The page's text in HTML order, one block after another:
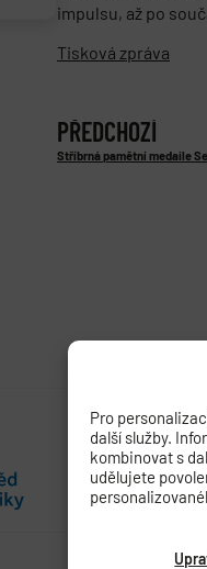
Pro
další služby.
kombinovat s
udělujete
impulsu, až po
Tisková zpráva
PŘEDCHOZÍ
Stříbrná pamětní medaile